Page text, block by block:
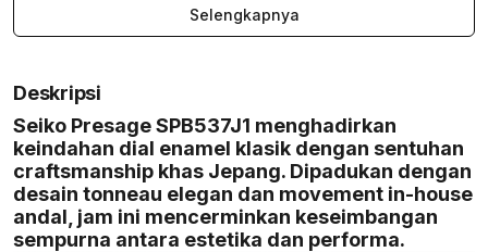
Selengkapnya
Deskripsi
Seiko Presage SPB537J1 menghadirkan
keindahan dial enamel klasik dengan sentuhan
craftsmanship khas Jepang. Dipadukan dengan
desain tonneau elegan dan movement in-house
andal, jam ini mencerminkan keseimbangan
sempurna antara estetika dan performa.